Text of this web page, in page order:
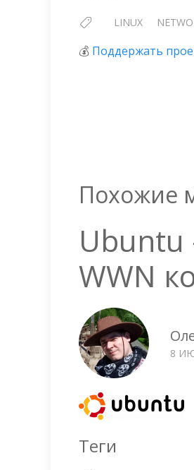
LINUX
💰 Поддержать
Похожие
WWN
8
Теги